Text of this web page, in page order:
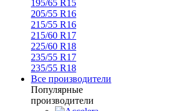
195/65 R15
205/55 R16
215/55 R16
215/60 R17
225/60 R18
235/55 R17
235/55 R18
Все производители
Популярные
производители